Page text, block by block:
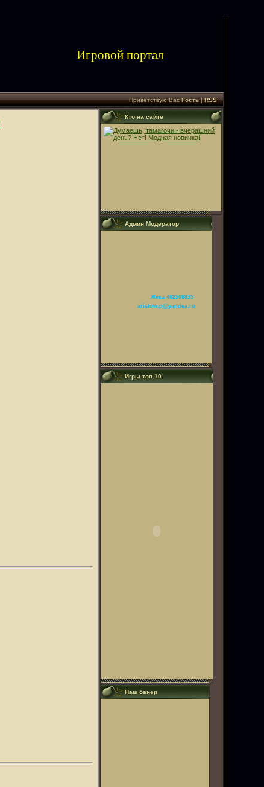
Игровой портал
Приветствую Вас Гость|RSS
Кто на сайте
Админ Модератор
Жека 462506835
aristow.p@yandex.ru
Игры топ 10
Наш банер